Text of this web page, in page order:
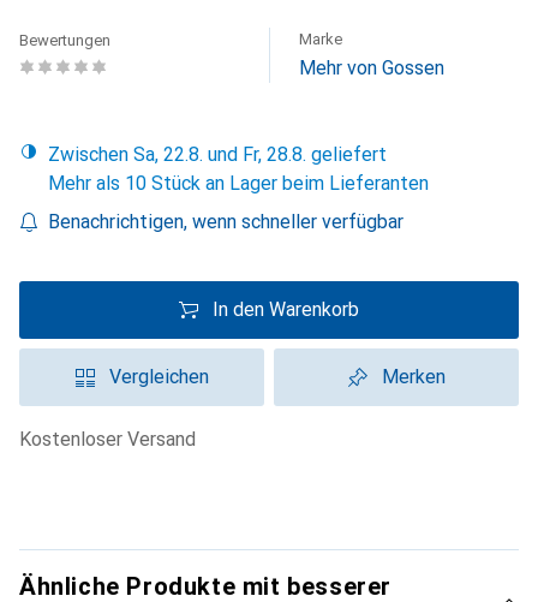
Bewertungen Marke
Mehr von Gossen
Zwischen Sa, 22.8. und Fr, 28.8. geliefert
Mehr als 10 Stück an Lager beim Lieferanten
Benachrichtigen, wenn schneller verfügbar
In den Warenkorb
Vergleichen Merken
kostenloser Versand
Ähnliche Produkte mit besserer